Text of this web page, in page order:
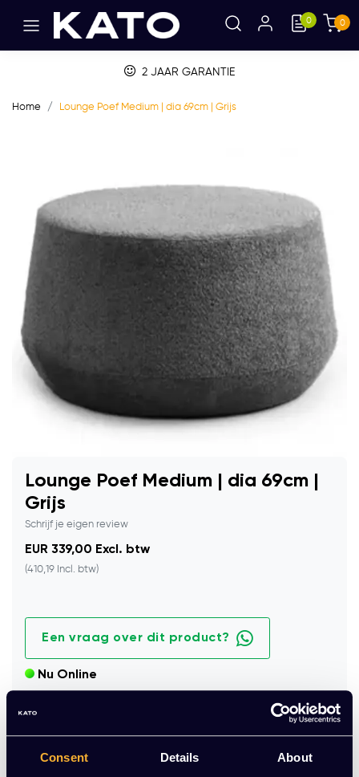
Consent Details About
0 0
2 JAAR GARANTIE
Home Lounge Poef Medium | dia 69cm | Grijs
Lounge Poef Medium | dia 69cm |
Grijs
Schrijf je eigen review
EUR 339,00 Excl. btw
(410,19 Incl. btw)
Een vraag over dit product?
Nu Online
Moderne lounge poef in grijs met zachte stoffering en
Op voorraad